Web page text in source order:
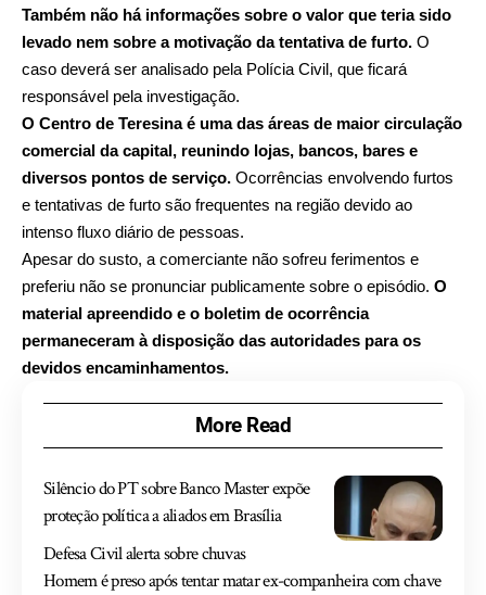
Também não há informações sobre o valor que teria sido
levado nem sobre a motivação da tentativa de furto. O
caso deverá ser analisado pela Polícia Civil, que ficará
responsável pela investigação.
O Centro de Teresina é uma das áreas de maior circulação
comercial da capital, reunindo lojas, bancos, bares e
diversos pontos de serviço. Ocorrências envolvendo furtos
e tentativas de furto são frequentes na região devido ao
intenso fluxo diário de pessoas.
Apesar do susto, a comerciante não sofreu ferimentos e
preferiu não se pronunciar publicamente sobre o episódio. O
material apreendido e o boletim de ocorrência
permaneceram à disposição das autoridades para os
devidos encaminhamentos.
More Read
Silêncio do PT sobre Banco Master expõe
proteção política a aliados em Brasília
Defesa Civil alerta sobre chuvas
Homem é preso após tentar matar ex-companheira com chave